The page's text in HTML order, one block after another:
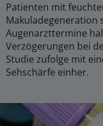
Patienten mit
Makuladegeneration
Augenarzttermine
Verzögerungen bei
Studie zufolge mit
Sehschärfe einher.